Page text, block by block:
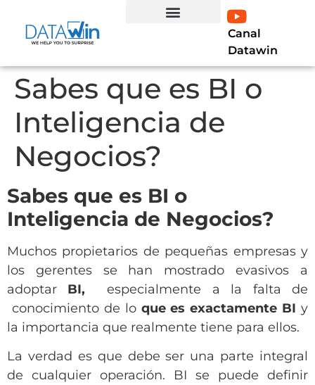
Canal
Datawin
Sabes que es BI o
Inteligencia de
Negocios?
Sabes que es BI o
Inteligencia de Negocios?
Muchos propietarios de pequeñas empresas y
los gerentes se han mostrado evasivos a
adoptar BI, especialmente a la falta de
conocimiento de lo que es exactamente BI y
la importancia que realmente tiene para ellos.
La verdad es que debe ser una parte integral
de cualquier operación. BI se puede definir